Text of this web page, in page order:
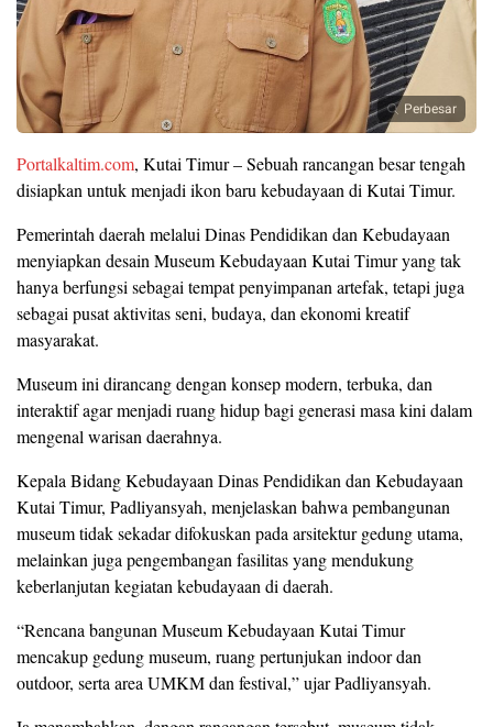
Perbesar
Portalkaltim.com, Kutai Timur – Sebuah rancangan besar tengah
disiapkan untuk menjadi ikon baru kebudayaan di Kutai Timur.
Pemerintah daerah melalui Dinas Pendidikan dan Kebudayaan
menyiapkan desain Museum Kebudayaan Kutai Timur yang tak
hanya berfungsi sebagai tempat penyimpanan artefak, tetapi juga
sebagai pusat aktivitas seni, budaya, dan ekonomi kreatif
masyarakat.
Museum ini dirancang dengan konsep modern, terbuka, dan
interaktif agar menjadi ruang hidup bagi generasi masa kini dalam
mengenal warisan daerahnya.
Kepala Bidang Kebudayaan Dinas Pendidikan dan Kebudayaan
Kutai Timur, Padliyansyah, menjelaskan bahwa pembangunan
museum tidak sekadar difokuskan pada arsitektur gedung utama,
melainkan juga pengembangan fasilitas yang mendukung
keberlanjutan kegiatan kebudayaan di daerah.
“Rencana bangunan Museum Kebudayaan Kutai Timur
mencakup gedung museum, ruang pertunjukan indoor dan
outdoor, serta area UMKM dan festival,” ujar Padliyansyah.